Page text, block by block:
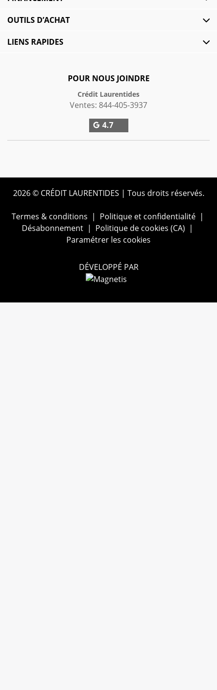
POUR NOUS JOINDRE
Crédit Laurentides
Ventes: 844-405-3937
4.7
OUTILS D’ACHAT
LIENS RAPIDES
2026 © CRÉDIT LAURENTIDES | Tous droits réservés.
Termes & conditions | Politique et confidentialité|
Désabonnement | Politique de cookies (CA) |
Paramétrer les cookies
DÉVELOPPÉ PAR